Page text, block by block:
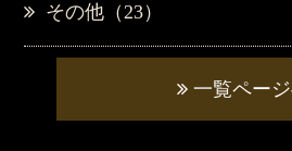
その他（23）
一覧ペー